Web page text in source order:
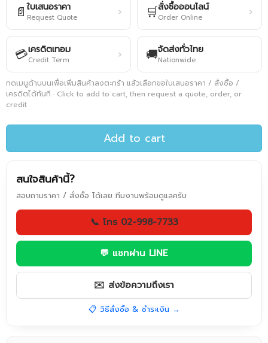
📄 ใบเสนอราคา
Request Quote › 🛒สั่งซื้อออนไลน์
Order Online ›
💳เครดิตเทอม
Credit Term › 🚚จัดส่งทั่วไทย
Nationwide
กดเมนูด้านบนเพื่อเพิ่มสินค้าลงตะกร้า แล้วเลือกขอใบเสนอราคา / สั่งซื้อ /
เครดิตได้ทันที · Click to add to cart, then request a quote, order, or
credit
Add to cart
สนใจสินค้านี้?
สอบถามราคา / สั่งซื้อ ได้เลย ทีมงานพร้อมดูแลครับ
📞 โทร 02-998-7733
💬 แชทผ่าน LINE
✉️ ส่งข้อความถึงเรา
📋 วิธีสั่งซื้อ & ชำระเงิน →